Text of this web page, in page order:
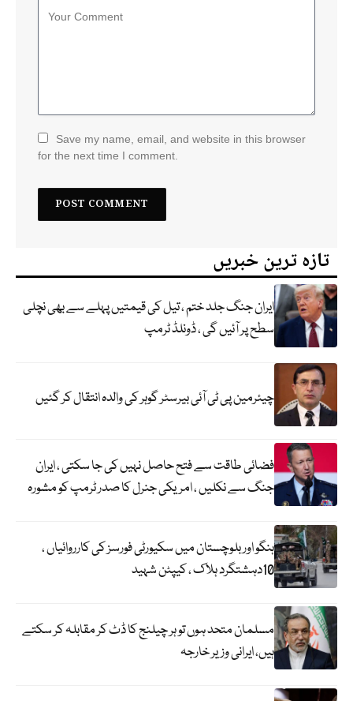
Save my name, email, and website in this browser
for the next time I comment.
تازہ ترین خبریں
ایران جنگ جلد ختم ، تیل کی قیمتیں پہلے سے بھی نچلی
سطح پر آئیں گی ، ڈونلڈ ٹرمپ
چیئرمین پی ٹی آئی بیرسٹر گوہر کی والدہ انتقال کر گئیں
فضائی طاقت سے فتح حاصل نہیں کی جا سکتی ، ایران
جنگ سے نکلیں ، امریکی جنرل کا صدر ٹرمپ کو مشورہ
ہنگو اور بلوچستان میں سکیورٹی فورسز کی کارروائیاں ،
10دہشتگرد ہلاک ، کیپٹن شہید
مسلمان متحد ہوں تو ہر چیلنج کا ڈٹ کر مقابلہ کر سکتے
ہیں، ایرانی وزیر خارجہ